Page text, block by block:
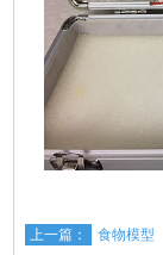
上一篇： 食物模型